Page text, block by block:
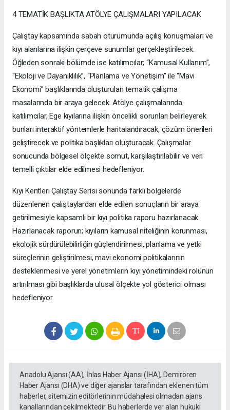
4 TEMATİK BAŞLIKTA ATÖLYE ÇALIŞMALARI YAPILACAK
Çalıştay kapsamında sabah oturumunda açılış konuşmaları ve
kıyı alanlarına ilişkin çerçeve sunumlar gerçekleştirilecek.
Öğleden sonraki bölümde ise katılımcılar; “Kamusal Kullanım”,
“Ekoloji ve Dayanıklılık”, “Planlama ve Yönetişim” ile “Mavi
Ekonomi” başlıklarında oluşturulan tematik çalışma
masalarında bir araya gelecek. Atölye çalışmalarında
katılımcılar, Ege kıyılarına ilişkin öncelikli sorunları belirleyerek
bunları interaktif yöntemlerle haritalandıracak, çözüm önerileri
geliştirecek ve politika başlıkları oluşturacak. Çalışmalar
sonucunda bölgesel ölçekte somut, karşılaştırılabilir ve veri
temelli çıktılar elde edilmesi hedefleniyor.
Kıyı Kentleri Çalıştay Serisi sonunda farklı bölgelerde
düzenlenen çalıştaylardan elde edilen sonuçların bir araya
getirilmesiyle kapsamlı bir kıyı politika raporu hazırlanacak.
Hazırlanacak raporun; kıyıların kamusal niteliğinin korunması,
ekolojik sürdürülebilirliğin güçlendirilmesi, planlama ve yetki
süreçlerinin geliştirilmesi, mavi ekonomi politikalarının
desteklenmesi ve yerel yönetimlerin kıyı yönetimindeki rolünün
artırılması gibi başlıklarda ulusal ölçekte yol gösterici olması
hedefleniyor.
Anadolu Ajansı (AA), İhlas Haber Ajansı (İHA), Demirören
Haber Ajansı (DHA) ve diğer ajanslar tarafından eklenen tüm
haberler, sitemizin editörlerinin müdahalesi olmadan ajans
kanallarından çekilmektedir. Bu haberlerde yer alan hukuki